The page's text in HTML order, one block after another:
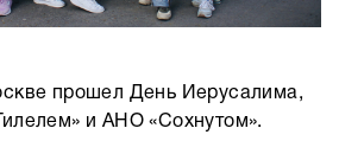
прошел День Иерусалима,
и АНО «Сохнутом».